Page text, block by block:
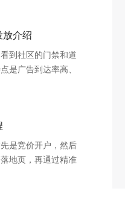
放介绍
到社区的门禁和道
是广告到达率高、
是竞价开户，然后
地页，再通过精准